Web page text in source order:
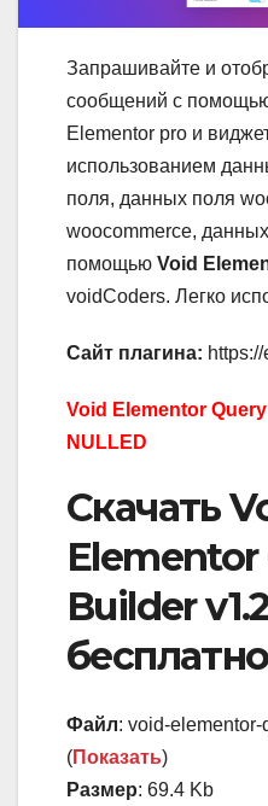
Запрашивайте и
сообщений с
Elementor pro и
использованием
поля, данных поля
woocommerce,
помощью Void
voidCoders. Легко
Сайт плагина:
Void Elementor
NULLED
Скачать
Elementor
Builder
бесплатно
Файл: void-
(Показать)
Размер: 69.4 Kb